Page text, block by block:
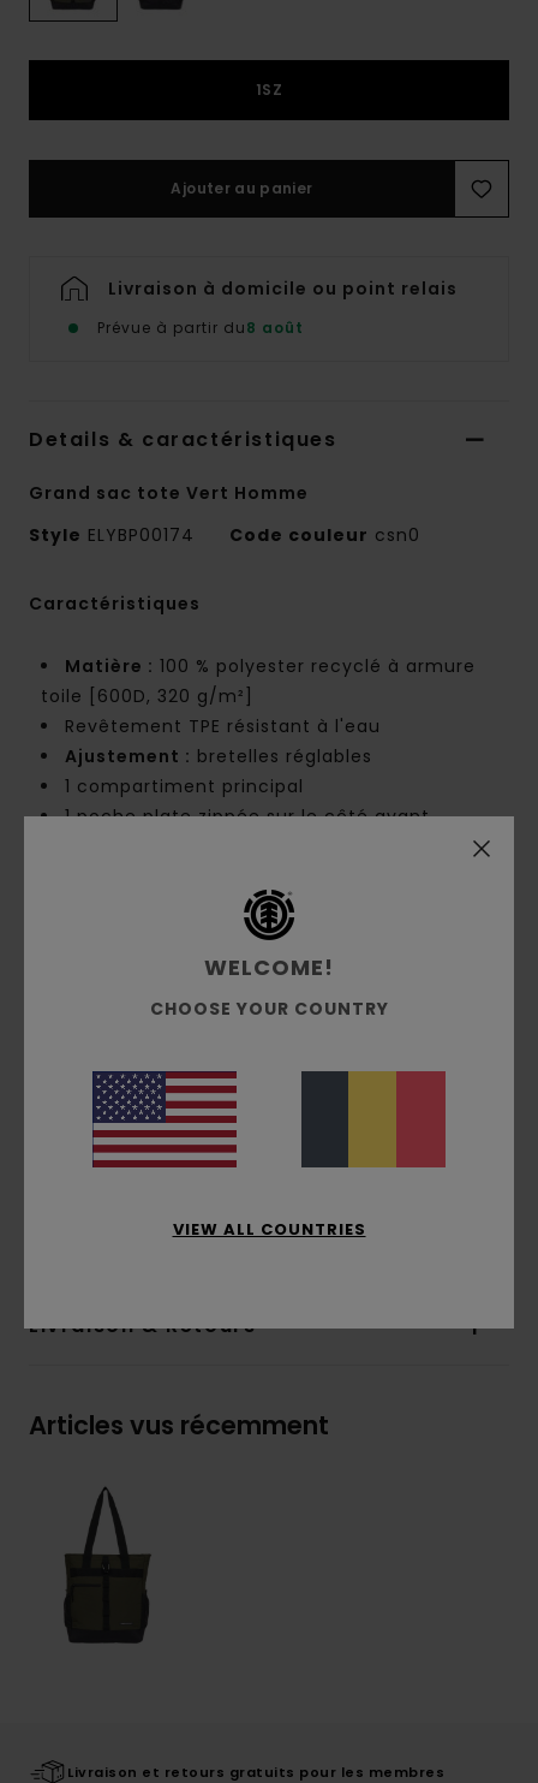
1SZ
Ajouter au panier
Livraison à domicile ou point relais
Prévue à partir du8 août
Details & caractéristiques
Grand sac tote Vert Homme
Style ELYBP00174 Code couleur csn0
Caractéristiques
Matière : 100 % polyester recyclé à armure
toile [600D, 320 g/m²]
Revêtement TPE résistant à l'eau
Ajustement : bretelles réglables
1 compartiment principal
1 poche plate zippée sur le côté avant.
Housse rembourrée pour ordinateur portable
Poche arrière zippée avec sangles intérieures
Panneau dorsal rembourré
Fond renforcé en ripstop
Doublure en polyester recyclé
Mousqueton métallique
Patch logo en silicone
Livraison & Retours
Articles vus récemment
Livraison et retours gratuits pour les membres
WELCOME!
CHOOSE YOUR COUNTRY
VIEW ALL COUNTRIES